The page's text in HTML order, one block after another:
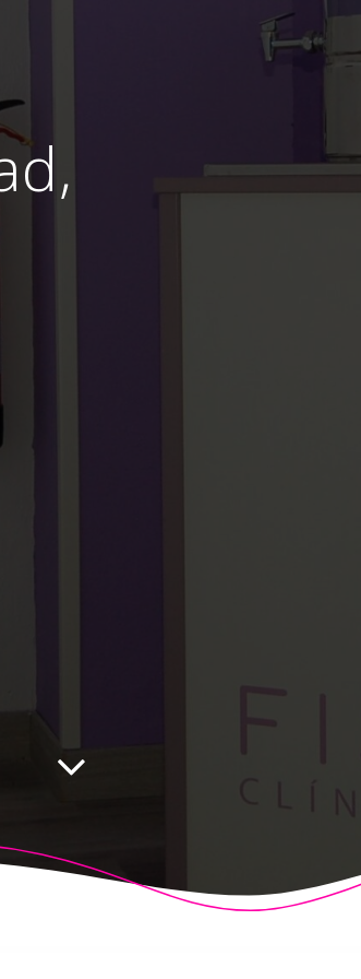
utilizando WordPress y elHighlight Theme